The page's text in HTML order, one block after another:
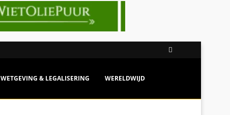
WETGEVING & LEGALISERING WERELDWIJD